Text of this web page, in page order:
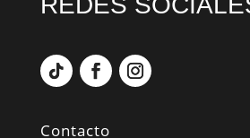
Contacto